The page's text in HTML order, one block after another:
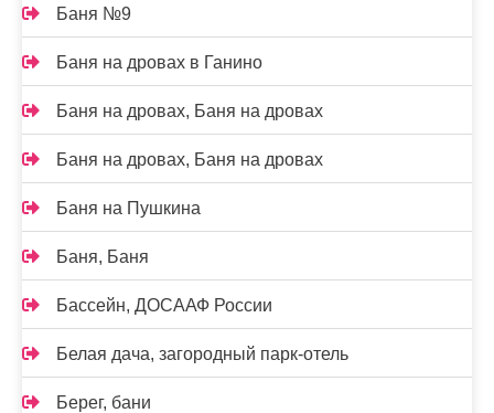
Баня №9
Баня на дровах в Ганино
Баня на дровах, Баня на дровах
Баня на дровах, Баня на дровах
Баня на Пушкина
Баня, Баня
Бассейн, ДОСААФ России
Белая дача, загородный парк-отель
Берег, бани